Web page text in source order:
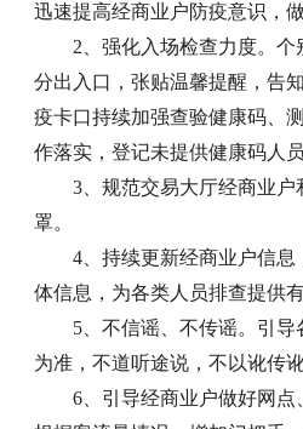
迅速提高经商业户防疫意识，
2、强化入场检查力度。
分出入口，张贴温馨提醒，告
疫卡口持续加强查验健康码、
作落实，登记未提供健康码人员
3、规范交易大厅经商业户
罩。
4、持续更新经商业户信
体信息，为各类人员排查提供有
5、不信谣、不传谣。引
为准，不道听途说，不以讹传讹
6、引导经商业户做好网点